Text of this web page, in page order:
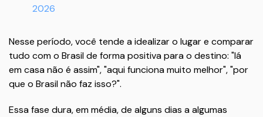
2026
Nesse período, você tende a idealizar o lugar e comparar
tudo com o Brasil de forma positiva para o destino: "lá
em casa não é assim", "aqui funciona muito melhor", "por
que o Brasil não faz isso?".
Essa fase dura, em média, de alguns dias a algumas